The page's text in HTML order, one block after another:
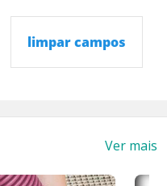
limpar campos
Ver mais